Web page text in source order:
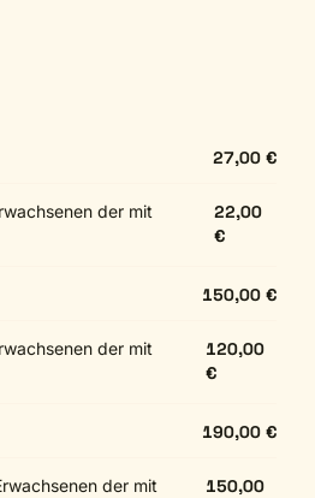
27,00 €
der mit
22,00
€
150,00 €
der mit
120,00
€
190,00 €
der mit
150,00